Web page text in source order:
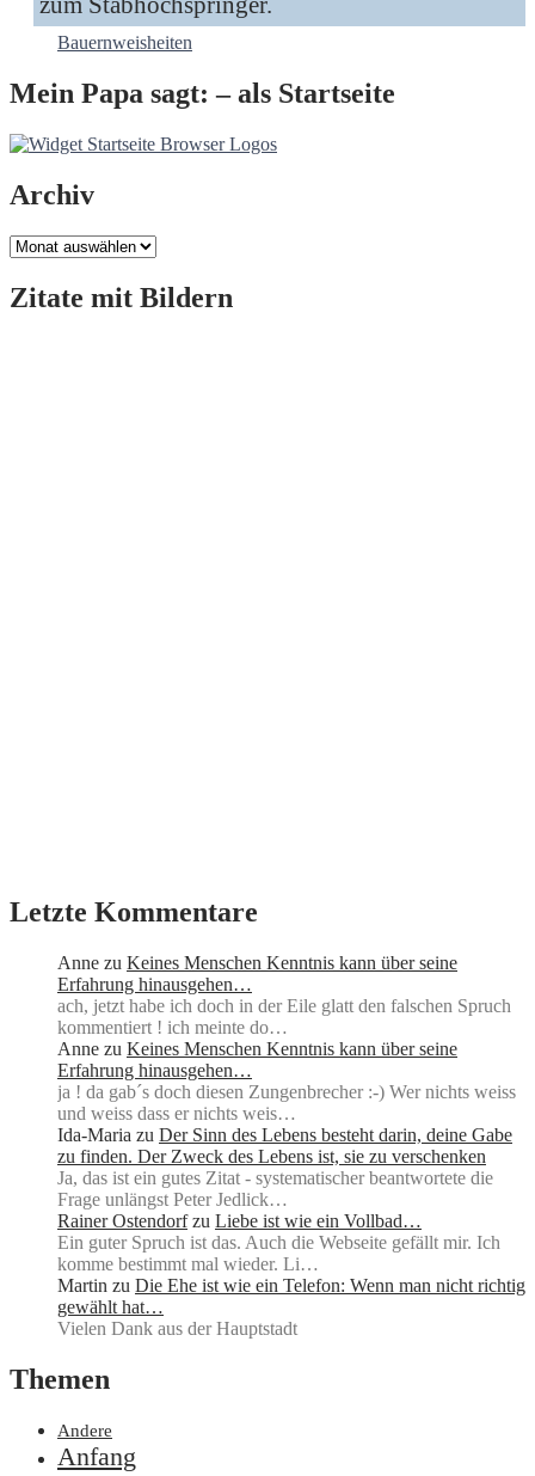
Bauernweisheiten
Mein Papa sagt: – als Startseite
Archiv
Archiv
Zitate mit Bildern
Letzte Kommentare
Anne zu Keines Menschen Kenntnis kann über seine
Erfahrung hinausgehen…
ach, jetzt habe ich doch in der Eile glatt den falschen Spruch
kommentiert ! ich meinte do…
Anne zu Keines Menschen Kenntnis kann über seine
Erfahrung hinausgehen…
ja ! da gab´s doch diesen Zungenbrecher :-) Wer nichts weiss
und weiss dass er nichts weis…
Ida-Maria zu Der Sinn des Lebens besteht darin, deine Gabe
zu finden. Der Zweck des Lebens ist, sie zu verschenken
Ja, das ist ein gutes Zitat - systematischer beantwortete die
Frage unlängst Peter Jedlick…
Rainer Ostendorf zu Liebe ist wie ein Vollbad…
Ein guter Spruch ist das. Auch die Webseite gefällt mir. Ich
komme bestimmt mal wieder. Li…
Martin zu Die Ehe ist wie ein Telefon: Wenn man nicht richtig
gewählt hat…
Vielen Dank aus der Hauptstadt
Themen
Andere
Anfang